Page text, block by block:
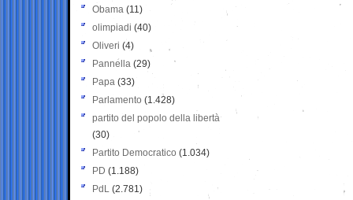
Obama (11)
olimpiadi (40)
Oliveri (4)
Pannella (29)
Papa (33)
Parlamento (1.428)
partito del popolo della libertà
(30)
Partito Democratico (1.034)
PD (1.188)
PdL (2.781)